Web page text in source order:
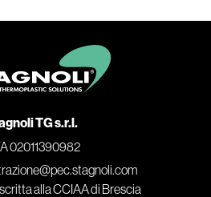
TG s.r.l.
02011390982
alla CCIAA di Brescia